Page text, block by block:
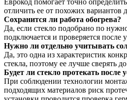
Еврокод помогает точно
отличить ее от похожих вариантов
Сохранится ли работа обогрева?
Да, если стекло подобрано по
подключается и проверяется после
Нужно ли отдельно учитывать
Да, это одна из характеристик
стекла, поэтому ее лучше сверять до
Будет ли стекло протекать после
При соблюдении технологии
подходящих материалов риск